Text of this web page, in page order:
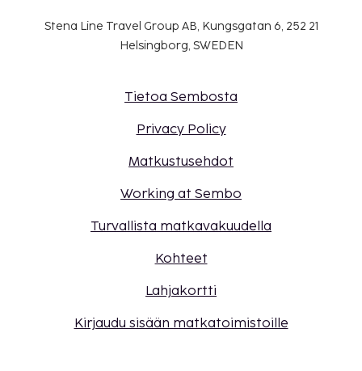
Stena Line Travel Group AB, Kungsgatan 6, 252 21
Helsingborg, SWEDEN
Tietoa Sembosta
Privacy Policy
Matkustusehdot
Working at Sembo
Turvallista matkavakuudella
Kohteet
Lahjakortti
Kirjaudu sisään matkatoimistoille